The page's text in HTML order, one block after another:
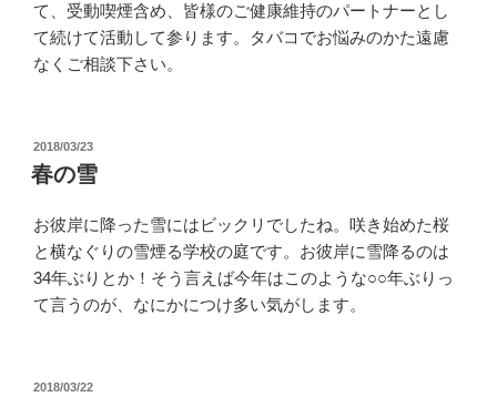
て、受動喫煙含め、皆様のご健康維持のパートナーとし
て続けて活動して参ります。タバコでお悩みのかた遠慮
なくご相談下さい。
投
稿
日:
2018/03/23
春の雪
お彼岸に降った雪にはビックリでしたね。咲き始めた桜
と横なぐりの雪煙る学校の庭です。お彼岸に雪降るのは
34年ぶりとか！そう言えば今年はこのような○○年ぶりっ
て言うのが、なにかにつけ多い気がします。
投
2018/03/22